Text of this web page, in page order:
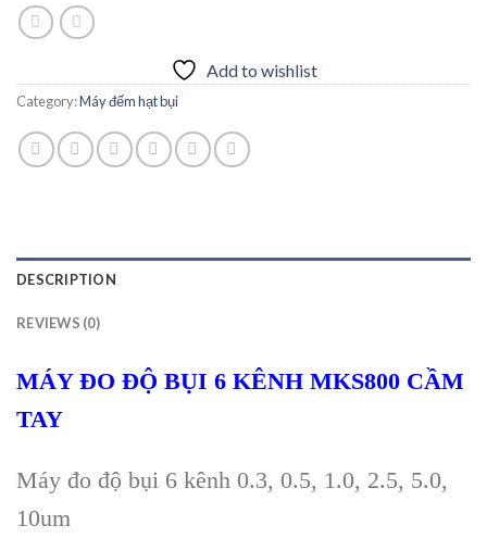
Add to wishlist
Category:Máy đếm hạt bụi
DESCRIPTION
REVIEWS (0)
MÁY ĐO ĐỘ BỤI 6 KÊNH MKS800 CẦM
TAY
Máy đo độ bụi 6 kênh 0.3, 0.5, 1.0, 2.5, 5.0,
10um